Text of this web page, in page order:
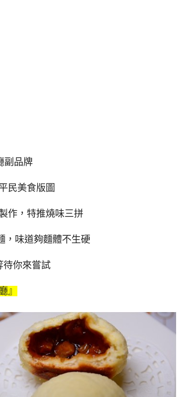
副品牌
民美食版圖
作，特推燒味三拼
，味道夠麵體不生硬
待你來嘗試
』